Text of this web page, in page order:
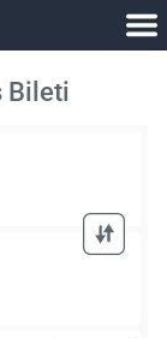
Bileti